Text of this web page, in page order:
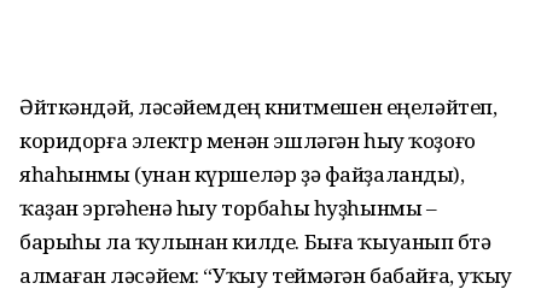
Әйткәндәй, өләсәйемдең көнитмешен еңеләйтеп,
коридорға электр менән эшләгән һыу ҡоҙоғо
яһаһынмы (унан күршеләр ҙә файҙаланды),
ҡаҙан эргәһенә һыу торбаһы һуҙһынмы –
барыһы ла ҡулынан килде. Быға ҡыуанып бөтә
алмаған өләсәйем: “Уҡыу теймәгән бабайға, уҡыу